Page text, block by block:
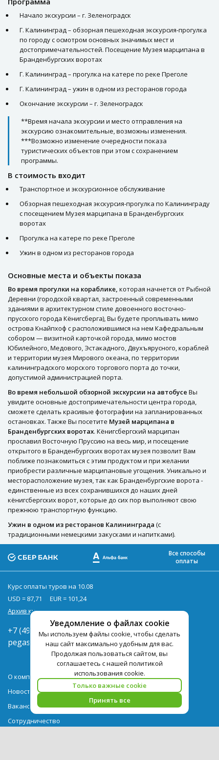
Начало экскурсии – г. Зеленоградск
Г. Калининград – обзорная пешеходная экскурсия-прогулка
по городу с осмотром основных значимых мест и
достопримечательностей. Посещение Музея марципана в
Бранденбургских воротах
Г. Калининград – прогулка на катере по реке Преголе
Г. Калининград – ужин в одном из ресторанов города
Окончание экскурсии – г. Зеленоградск
**Время начала экскурсии и место отправления на
экскурсию ознакомительные, возможны изменения.
***Возможно изменение очередности показа
туристических объектов при этом с сохранением
программы.
В стоимость входит
Транспортное и экскурсионное обслуживание
Обзорная пешеходная экскурсия-прогулка по Калининграду
с посещением Музея марципана в Бранденбургских
воротах
Прогулка на катере по реке Преголе
Ужин в одном из ресторанов города
Основные места и объекты показа
Во время прогулки на кораблике, которая начнется от Рыбной
Деревни (городской квартал, застроенный современными
зданиями в архитектурном стиле довоенного восточно-
прусского города Кёнигсберга), Вы будете проплывать мимо
острова Кнайпхоф с расположившимся на нем Кафедральным
собором — визитной карточкой города, мимо мостов
Юбилейного, Медового, Эстакадного, Двухъярусного, кораблей
и территории музея Мирового океана, по территории
калининградского морского торгового порта до точки,
допустимой администрацией порта.
Во время небольшой обзорной экскурсии на автобусе Вы
увидите основные достопримечательности центра города,
сможете сделать красивые фотографии на запланированных
остановках. Также Вы посетите Музей марципана в
Бранденбургских воротах. Кёнигсбергский марципан
прославил Восточную Пруссию на весь мир, и посещение
открытого в Бранденбургских воротах музея позволит Вам
поближе познакомиться с этим продуктом и при желании
приобрести различные марципановые угощения. Уникально и
месторасположение музея, так как Бранденбургские ворота -
единственные из всех сохранившихся до наших дней
кёнигсбергских ворот, которые до сих пор выполняют свою
прежнюю транспортную функцию.
Ужин в одном из ресторанов Калининграда (с
традиционными немецкими закусками и напитками).
Уведомление о файлах cookie
Мы используем файлы cookie, чтобы сделать
наш сайт максимально удобным для вас.
Продолжая пользоваться сайтом, вы
соглашаетесь с нашей политикой
использования cookie.
Только важные cookie
Принять все
Все способы
оплаты
Курс оплаты туров на 10.08
USD = 87,71
EUR = 101,24
Архив курсов
+7 (495) 419-92-94
pegast@pegast.ru
О компании
Новости
Вакансии
Сотрудничество